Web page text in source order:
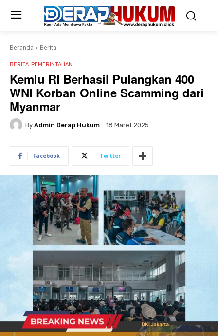
Beranda Berita
BERITA PEMERINTAHAN
Kemlu RI Berhasil Pulangkan 400
WNI Korban Online Scamming dari
Myanmar
By Admin Derap Hukum 18 Maret 2025
Facebook Twitter